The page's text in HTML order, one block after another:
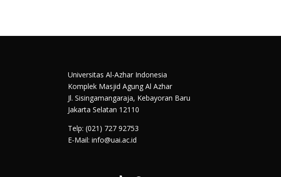
Universitas Al-Azhar Indonesia
Komplek Masjid Agung Al Azhar
Jl. Sisingamangaraja, Kebayoran Baru
Jakarta Selatan 12110
Telp: (021) 727 92753
E-Mail: info@uai.ac.id